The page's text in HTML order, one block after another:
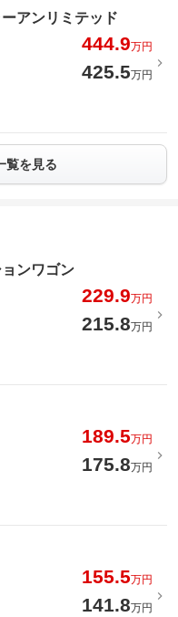
アンリミテッド
444.9万円
425.5万円
覧を見る
ンワゴン
229.9万円
215.8万円
189.5万円
175.8万円
155.5万円
141.8万円